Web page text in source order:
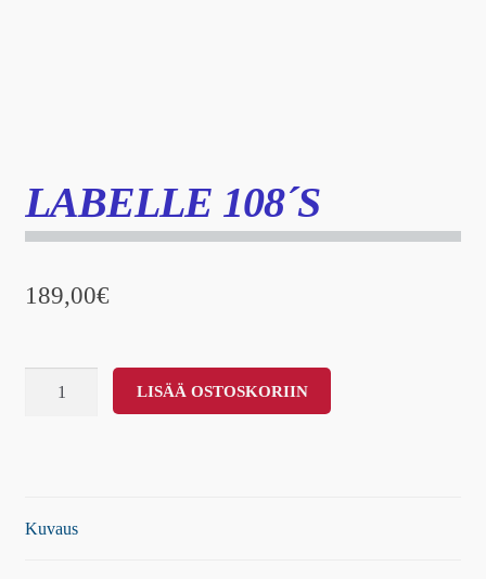
LABELLE 108´S
189,00€
LISÄÄ OSTOSKORIIN
Kuvaus